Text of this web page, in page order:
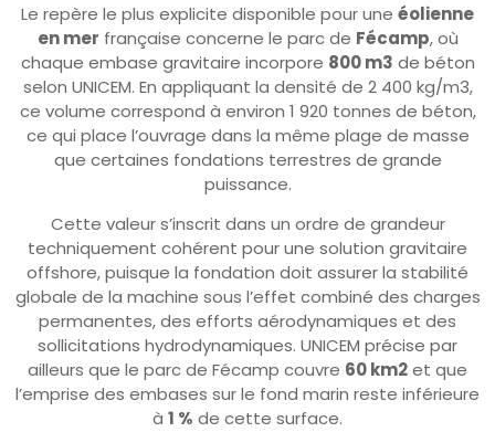
Le repère le plus explicite disponible pour une éolienne
en mer française concerne le parc de Fécamp, où
chaque embase gravitaire incorpore 800 m3 de béton
selon UNICEM. En appliquant la densité de 2 400 kg/m3,
ce volume correspond à environ 1 920 tonnes de béton,
ce qui place l’ouvrage dans la même plage de masse
que certaines fondations terrestres de grande
puissance.
Cette valeur s’inscrit dans un ordre de grandeur
techniquement cohérent pour une solution gravitaire
offshore, puisque la fondation doit assurer la stabilité
globale de la machine sous l’effet combiné des charges
permanentes, des efforts aérodynamiques et des
sollicitations hydrodynamiques. UNICEM précise par
ailleurs que le parc de Fécamp couvre 60 km2et que
l’emprise des embases sur le fond marin reste inférieure
à 1 % de cette surface.